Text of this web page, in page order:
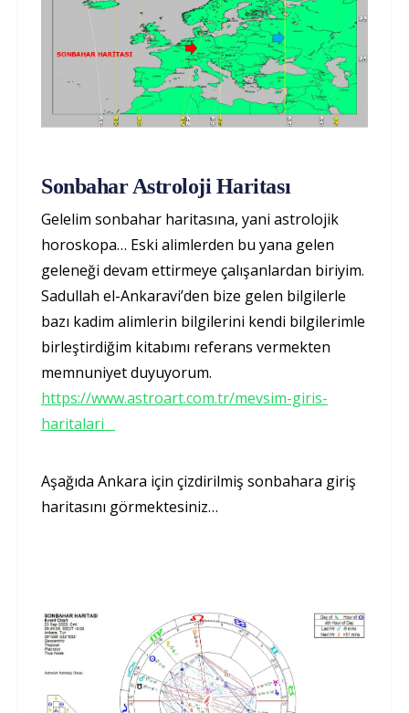
Sonbahar Astroloji Haritası
Gelelim sonbahar haritasına, yani astrolojik
horoskopa… Eski alimlerden bu yana gelen
geleneği devam ettirmeye çalışanlardan biriyim.
Sadullah el-Ankaravi’den bize gelen bilgilerle
bazı kadim alimlerin bilgilerini kendi bilgilerimle
birleştirdiğim kitabımı referans vermekten
memnuniyet duyuyorum.
https://www.astroart.com.tr/mevsim-giris-
haritalari
Aşağıda Ankara için çizdirilmiş sonbahara giriş
haritasını görmektesiniz…